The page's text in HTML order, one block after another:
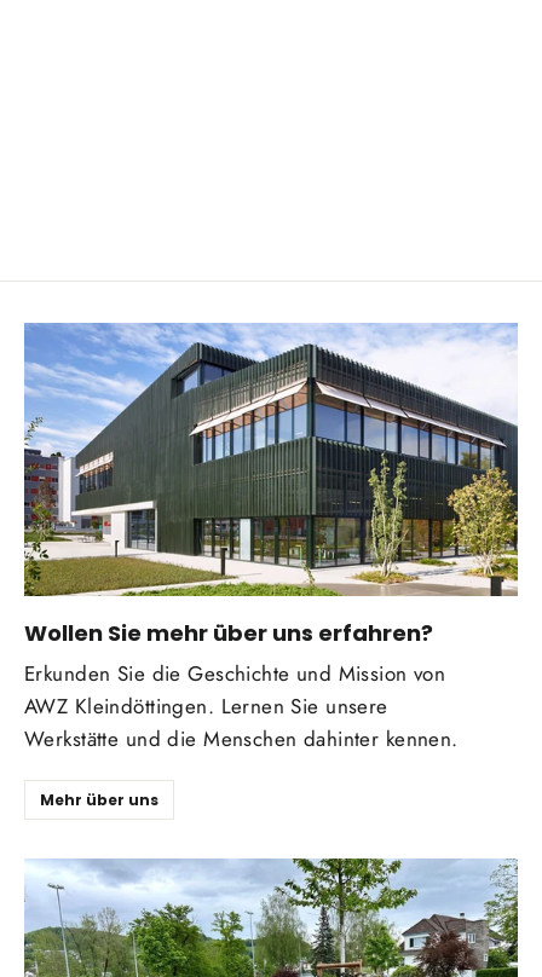
Wollen Sie mehr über uns erfahren?
Erkunden Sie die Geschichte und Mission von
AWZ Kleindöttingen. Lernen Sie unsere
Werkstätte und die Menschen dahinter kennen.
Mehr über uns